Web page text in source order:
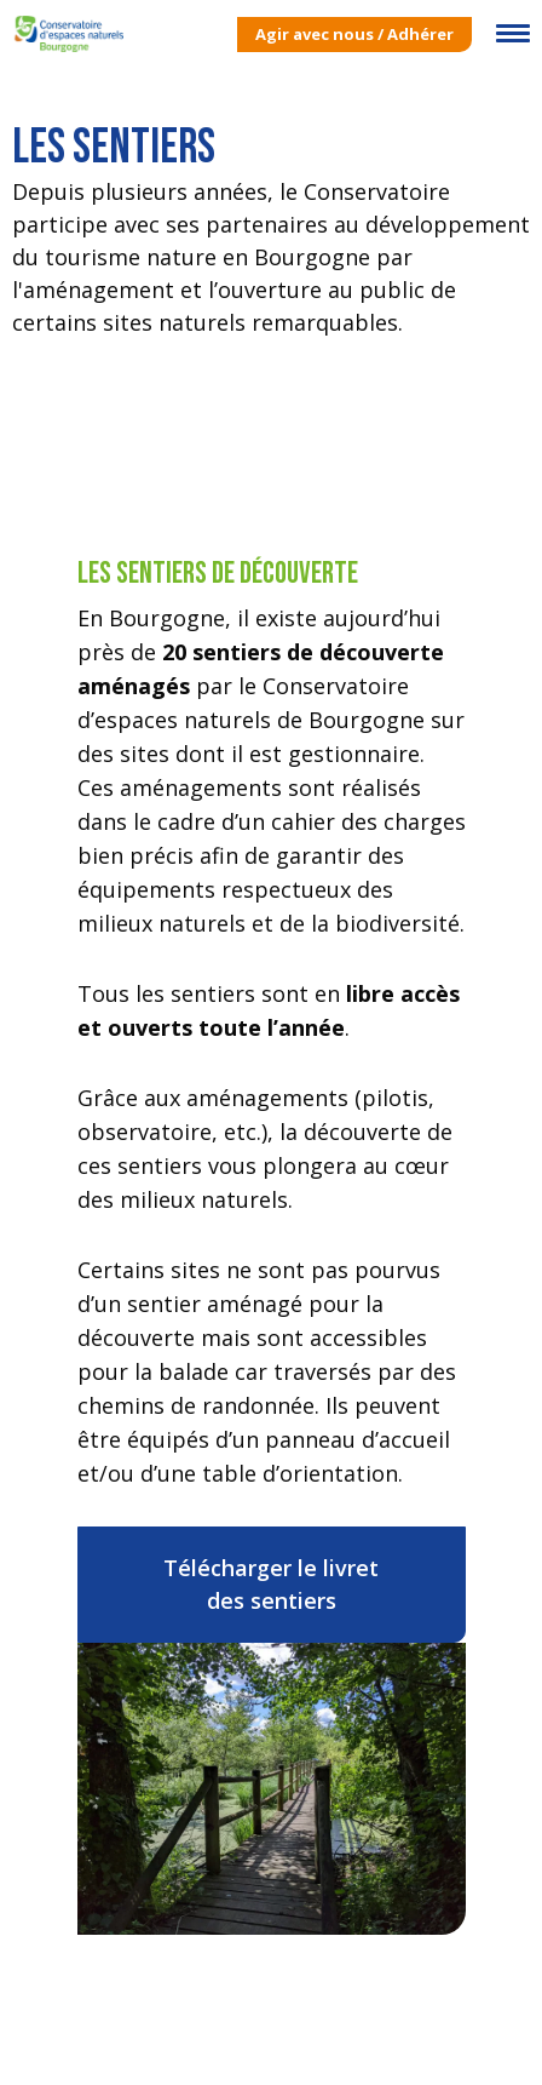
Agir avec nous / Adhérer
Les sentiers
Depuis plusieurs années, le Conservatoire
participe avec ses partenaires au développement
du tourisme nature en Bourgogne par
l'aménagement et l’ouverture au public de
certains sites naturels remarquables.
Les sentiers de découverte
En Bourgogne, il existe aujourd’hui
près de 20 sentiers de découverte
aménagéspar le Conservatoire
d’espaces naturels de Bourgogne sur
des sites dont il est gestionnaire.
Ces aménagements sont réalisés
dans le cadre d’un cahier des charges
bien précis afin de garantir des
équipements respectueux des
milieux naturels et de la biodiversité.
Tous les sentiers sont en libre accès
et ouverts toute l’année.
Grâce aux aménagements (pilotis,
observatoire, etc.), la découverte de
ces sentiers vous plongera au cœur
des milieux naturels.
Certains sites ne sont pas pourvus
d’un sentier aménagé pour la
découverte mais sont accessibles
pour la balade car traversés par des
chemins de randonnée. Ils peuvent
être équipés d’un panneau d’accueil
et/ou d’une table d’orientation.
Télécharger le livret
des sentiers